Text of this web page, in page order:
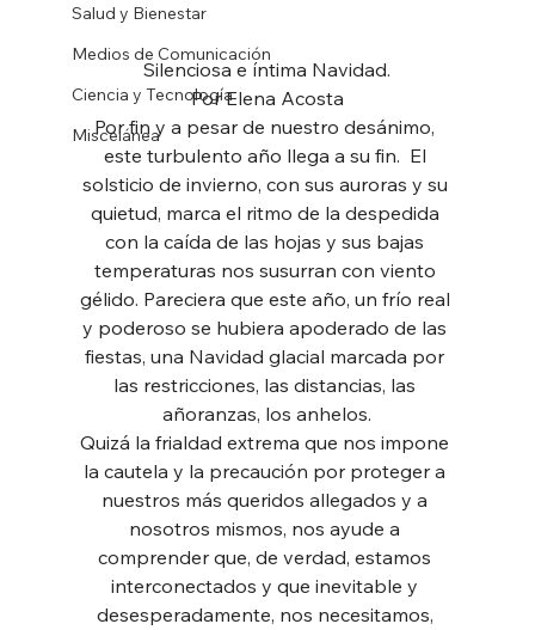
Salud y Bienestar
Medios de Comunicación
Ciencia y Tecnología
Miscelánea
Silenciosa e íntima Navidad.
Por Elena Acosta
Por fin y a pesar de nuestro desánimo,
este turbulento año llega a su fin.  El
solsticio de invierno, con sus auroras y su
quietud, marca el ritmo de la despedida
con la caída de las hojas y sus bajas
temperaturas nos susurran con viento
gélido. Pareciera que este año, un frío real
y poderoso se hubiera apoderado de las
fiestas, una Navidad glacial marcada por
las restricciones, las distancias, las
añoranzas, los anhelos.
Quizá la frialdad extrema que nos impone
la cautela y la precaución por proteger a
nuestros más queridos allegados y a
nosotros mismos, nos ayude a
comprender que, de verdad, estamos
interconectados y que inevitable y
desesperadamente, nos necesitamos,